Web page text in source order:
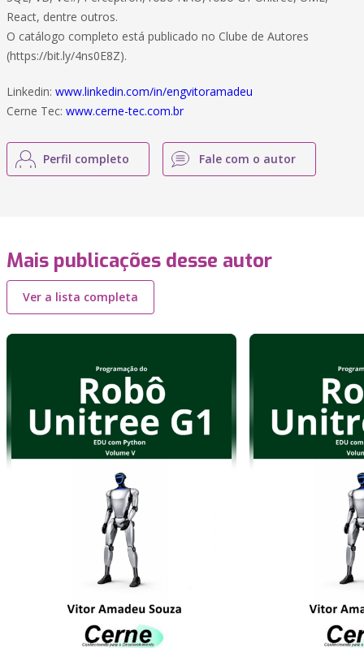
React, dentre outros.
O catálogo completo está publicado no Clube de Autores
(https://bit.ly/4ns0E8Z).
Linkedin: www.linkedin.com/in/engvitoramadeu
Cerne Tec: www.cerne-tec.com.br
Perfil completo Fale com o autor
Mais publicações desse autor
Ver a lista completa